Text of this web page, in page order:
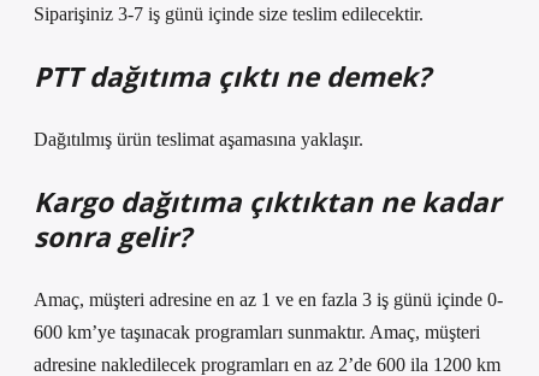
Siparişiniz 3-7 iş günü içinde size teslim edilecektir.
PTT dağıtıma çıktı ne demek?
Dağıtılmış ürün teslimat aşamasına yaklaşır.
Kargo dağıtıma çıktıktan ne kadar
sonra gelir?
Amaç, müşteri adresine en az 1 ve en fazla 3 iş günü içinde 0-
600 km’ye taşınacak programları sunmaktır. Amaç, müşteri
adresine nakledilecek programları en az 2’de 600 ila 1200 km